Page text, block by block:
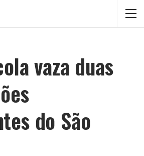
vaza duas
do São